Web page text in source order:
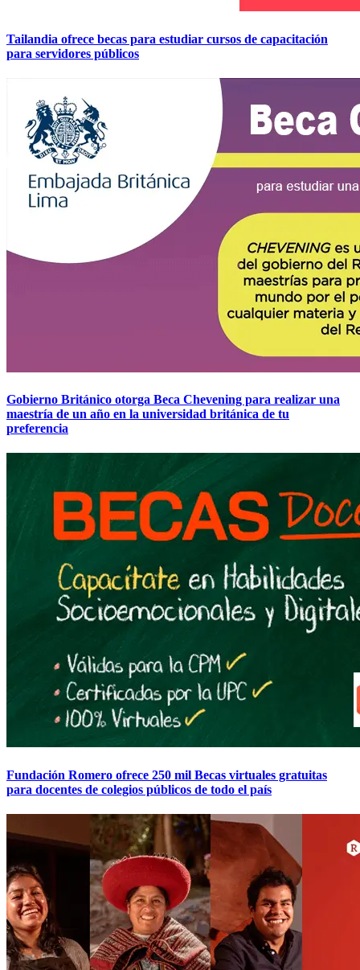
Tailandia ofrece becas para estudiar cursos de capacitación
para servidores públicos
Gobierno Británico otorga Beca Chevening para realizar una
maestría de un año en la universidad británica de tu
preferencia
Fundación Romero ofrece 250 mil Becas virtuales gratuitas
para docentes de colegios públicos de todo el país